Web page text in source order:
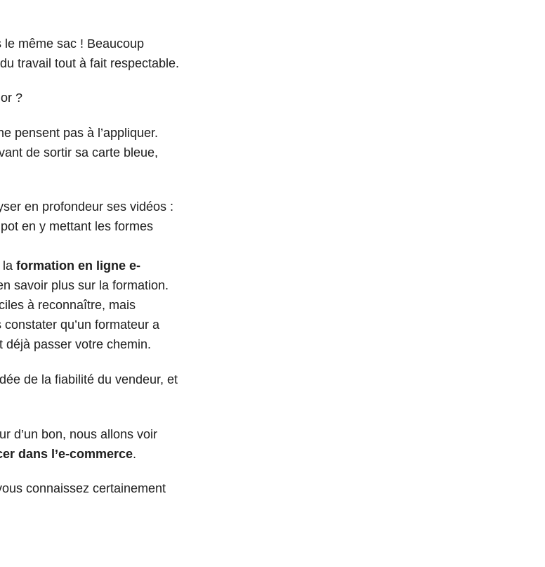
le même sac ! Beaucoup
travail tout à fait respectable.
?
pensent pas à l’appliquer.
de sortir sa carte bleue,
en profondeur ses vidéos :
en y mettant les formes
la formation en ligne e-
savoir plus sur la formation.
à reconnaître, mais
qu’un formateur a
déjà passer votre chemin.
de la fiabilité du vendeur, et
d’un bon, nous allons voir
dans l’e-commerce.
connaissez certainement